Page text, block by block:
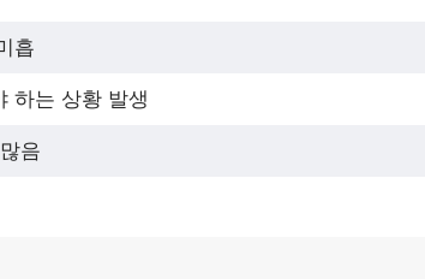
흡
하는 상황 발생
음